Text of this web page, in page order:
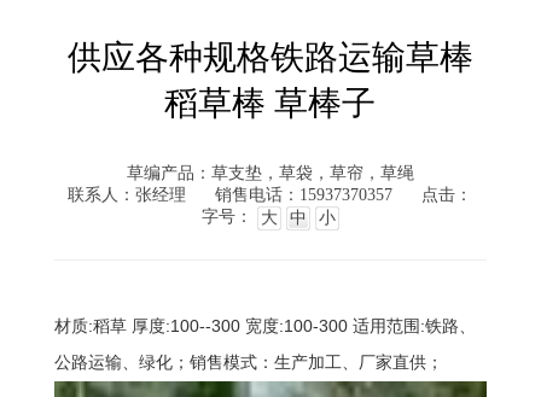
供应各种规格铁路运输草棒
稻草棒 草棒子
草编产品：草支垫，草袋，草帘，草绳
联系人：张经理
销售电话：15937370357
点击：
字号：
大 中 小
材质:稻草 厚度:100--300 宽度:100-300 适用范围:铁路、
公路运输、绿化；销售模式：生产加工、厂家直供；